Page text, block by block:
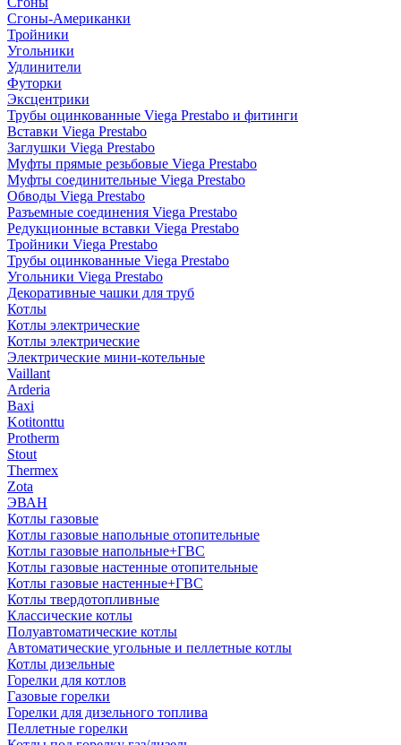
Сгоны-Американки
Тройники
Угольники
Удлинители
Футорки
Эксцентрики
Трубы оцинкованные Viega Prestabo и фитинги
Вставки Viega Prestabo
Заглушки Viega Prestabo
Муфты прямые резьбовые Viega Prestabo
Муфты соединительные Viega Prestabo
Обводы Viega Prestabo
Разъемные соединения Viega Prestabo
Редукционные вставки Viega Prestabo
Тройники Viega Prestabo
Трубы оцинкованные Viega Prestabo
Угольники Viega Prestabo
Декоративные чашки для труб
Котлы
Котлы электрические
Котлы электрические
Электрические мини-котельные
Vaillant
Arderia
Baxi
Kotitonttu
Protherm
Stout
Thermex
Zota
ЭВАН
Котлы газовые
Котлы газовые напольные отопительные
Котлы газовые напольные+ГВС
Котлы газовые настенные отопительные
Котлы газовые настенные+ГВС
Котлы твердотопливные
Классические котлы
Полуавтоматические котлы
Автоматические угольные и пеллетные котлы
Котлы дизельные
Горелки для котлов
Газовые горелки
Горелки для дизельного топлива
Пеллетные горелки